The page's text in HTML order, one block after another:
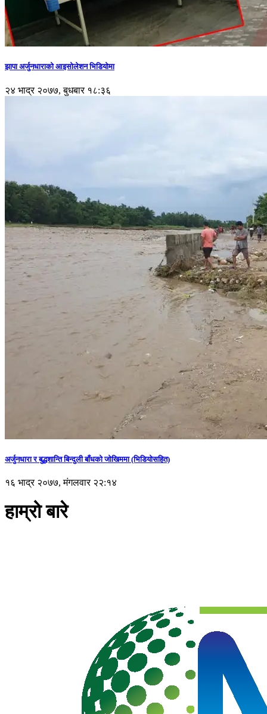
झापा अर्जुनधाराको आइसोलेशन भिडियोमा
२४ भाद्र २०७७, बुधबार १८:३६
अर्जुनधारा र बुद्धशान्ति बिन्दुली बाँधको जोखिममा (भिडियाेसहित)
१६ भाद्र २०७७, मंगलवार २२:१४
हाम्रो बारे